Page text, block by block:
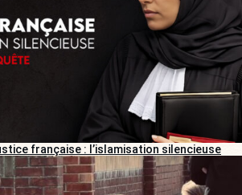
française : l’islamisation silencieuse